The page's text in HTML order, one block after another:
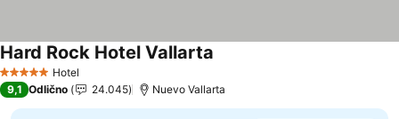
5 ZvezdiceHotel
Hard Rock Hotel Vallarta
9,1 Odlično 24.045 Nuevo Vallarta